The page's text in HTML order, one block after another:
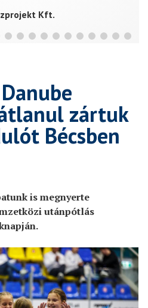
Kft.
zártuk
Bécsben
is megnyerte
utánpótlás